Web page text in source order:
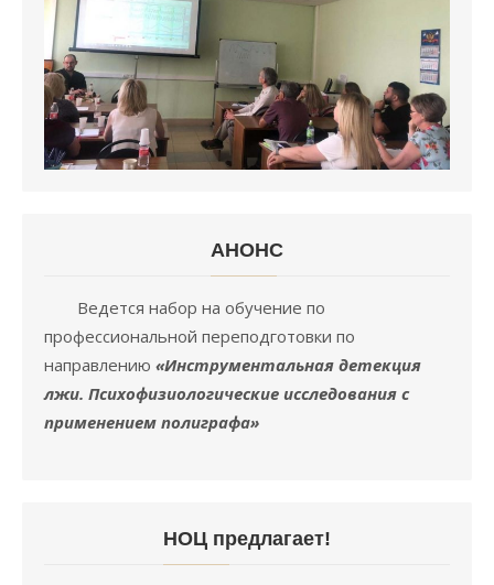
АНОНC
Ведется набор на обучение по
профессиональной переподготовки по
направлению «Инструментальная детекция
лжи. Психофизиологические исследования с
применением полиграфа»
НОЦ предлагает!